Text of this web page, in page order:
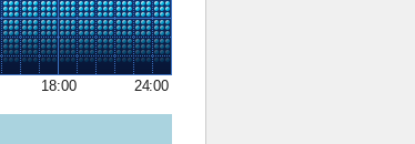
18:00 24:00